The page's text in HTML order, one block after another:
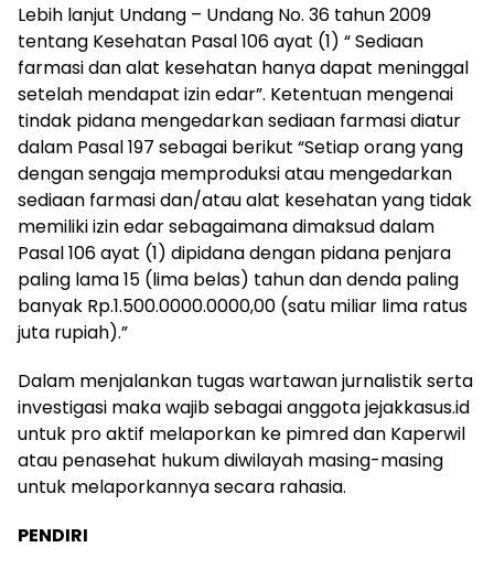
Lebih lanjut Undang – Undang No. 36 tahun 2009
tentang Kesehatan Pasal 106 ayat (1) “ Sediaan
farmasi dan alat kesehatan hanya dapat meninggal
setelah mendapat izin edar”. Ketentuan mengenai
tindak pidana mengedarkan sediaan farmasi diatur
dalam Pasal 197 sebagai berikut “Setiap orang yang
dengan sengaja memproduksi atau mengedarkan
sediaan farmasi dan/atau alat kesehatan yang tidak
memiliki izin edar sebagaimana dimaksud dalam
Pasal 106 ayat (1) dipidana dengan pidana penjara
paling lama 15 (lima belas) tahun dan denda paling
banyak Rp.1.500.0000.0000,00 (satu miliar lima ratus
juta rupiah).”
Dalam menjalankan tugas wartawan jurnalistik serta
investigasi maka wajib sebagai anggota jejakkasus.id
untuk pro aktif melaporkan ke pimred dan Kaperwil
atau penasehat hukum diwilayah masing-masing
untuk melaporkannya secara rahasia.
PENDIRI